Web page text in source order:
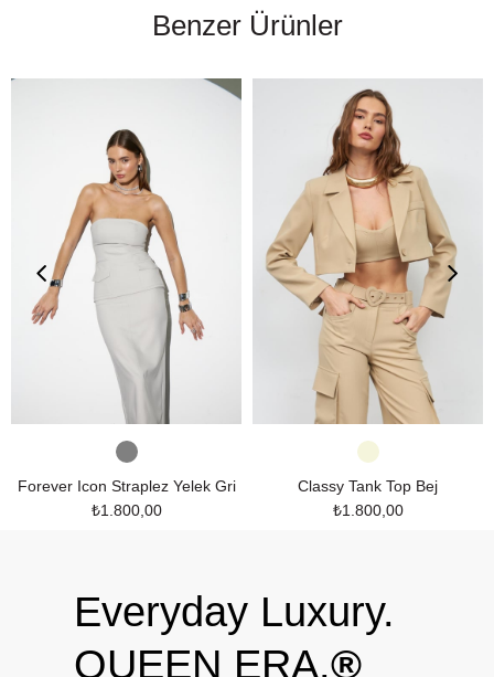
Benzer Ürünler
Forever Icon Straplez Yelek Gri
₺1.800,00
Classy Tank Top Bej
₺1.800,00
Everyday Luxury.
QUEEN ERA.®